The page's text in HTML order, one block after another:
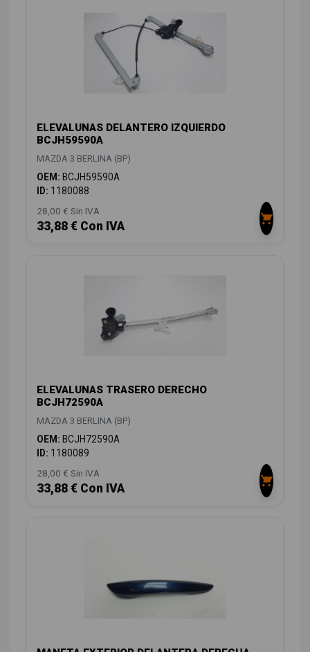
ELEVALUNAS DELANTERO IZQUIERDO
BCJH59590A
MAZDA 3 BERLINA (BP)
OEM: BCJH59590A
ID: 1180088
28,00 € Sin IVA
33,88 € Con IVA
ELEVALUNAS TRASERO DERECHO
BCJH72590A
MAZDA 3 BERLINA (BP)
OEM: BCJH72590A
ID: 1180089
28,00 € Sin IVA
33,88 € Con IVA